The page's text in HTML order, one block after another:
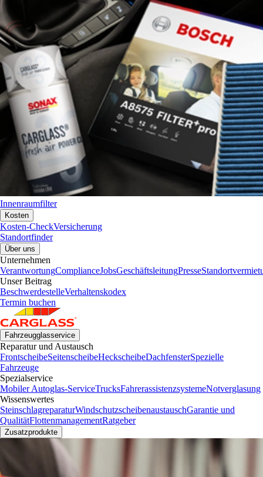
Innenraumfilter
Kosten
Kosten-CheckVersicherung
Standortfinder
Über uns
Unternehmen
VerantwortungComplianceJobsGeschäftsleitungPresse
Unser Beitrag
BeschwerdestelleVerhaltenskodex
Termin buchen
Fahrzeugglasservice
Reparatur und Austausch
FrontscheibeSeitenscheibeHeckscheibeDachfensterSpezielle
Fahrzeuge
Spezialservice
Mobiler Autoglas-ServiceTrucksFahrerassistenzsystemeNotverglasung
Wissenswertes
SteinschlagreparaturWindschutzscheibenaustauschGarantie und
QualitätFlottenmanagementRatgeber
Zusatzprodukte